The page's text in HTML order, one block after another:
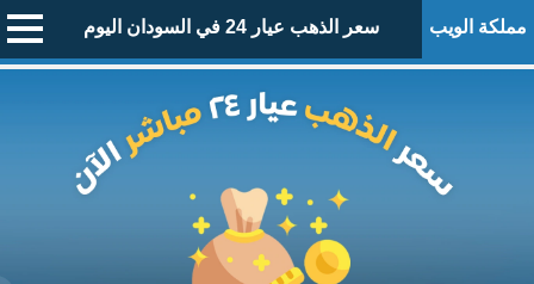
مملكة الويب سعر الذهب عيار 24 في السودان اليوم